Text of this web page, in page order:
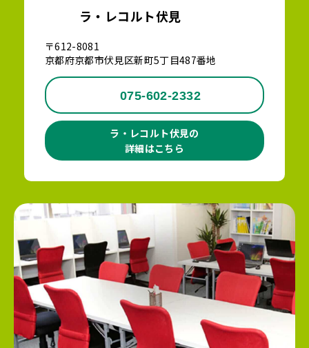
ラ・レコルト伏見
〒612-8081
京都府京都市伏見区新町5丁目487番地
075-602-2332
ラ・レコルト伏見の
詳細はこちら